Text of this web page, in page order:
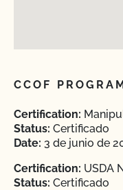
CCOF
Certification:
Status: Certificado
Date: 3 de junio de
Certification: USDA
Status: Certificado